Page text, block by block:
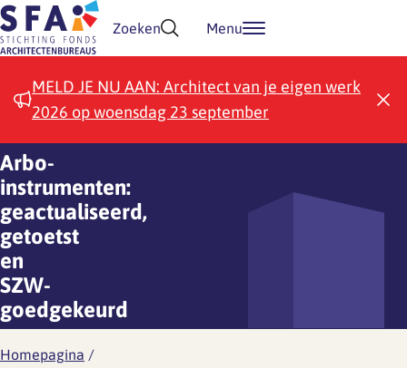
Doorgaan naar inhoud
Zoeken Menu
MELD JE NU AAN: Architect van je eigen werk
2026 op woensdag 23 september
Arbo-
instrumenten:
geactualiseerd,
getoetst
en
SZW-
goedgekeurd
Homepagina /